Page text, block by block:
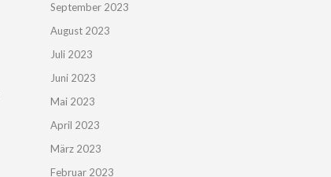
September 2023
August 2023
Juli 2023
Juni 2023
Mai 2023
April 2023
März 2023
Februar 2023